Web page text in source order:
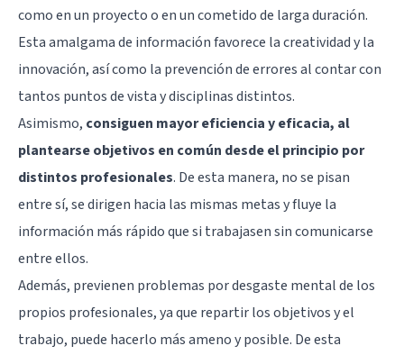
como en un proyecto o en un cometido de larga duración.
Esta amalgama de información favorece la creatividad y la
innovación, así como la prevención de errores al contar con
tantos puntos de vista y disciplinas distintos.
Asimismo, consiguen mayor eficiencia y eficacia, al
plantearse objetivos en común desde el principio por
distintos profesionales. De esta manera, no se pisan
entre sí, se dirigen hacia las mismas metas y fluye la
información más rápido que si trabajasen sin comunicarse
entre ellos.
Además, previenen problemas por desgaste mental de los
propios profesionales, ya que repartir los objetivos y el
trabajo, puede hacerlo más ameno y posible. De esta